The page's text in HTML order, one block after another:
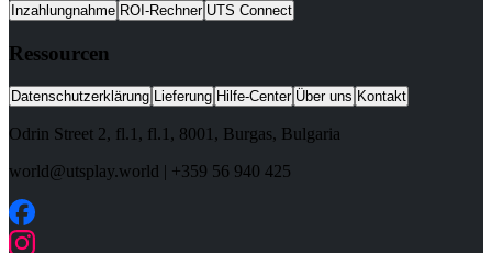
Inzahlungnahme ROI-Rechner UTS Connect
Ressourcen
Datenschutzerklärung Lieferung Hilfe-Center Über uns Kontakt
Odrin Street 2, fl.1 , fl.1, 8001 , Burgas, Bulgaria
world@utsplay.world | +359 56 940 425